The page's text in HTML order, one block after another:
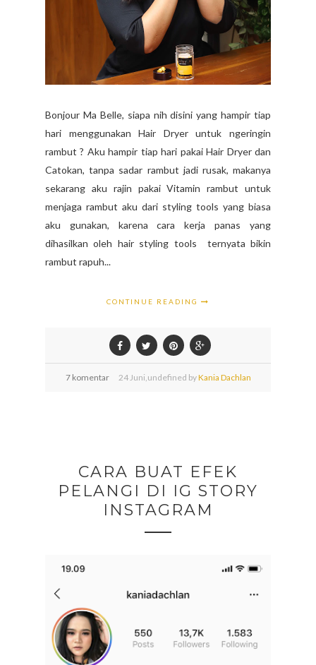
Bonjour Ma Belle, siapa nih disini yang hampir tiap
hari menggunakan Hair Dryer untuk ngeringin
rambut ? Aku hampir tiap hari pakai Hair Dryer dan
Catokan, tanpa sadar rambut jadi rusak, makanya
sekarang aku rajin pakai Vitamin rambut untuk
menjaga rambut aku dari styling tools yang biasa
aku gunakan, karena cara kerja panas yang
dihasilkan oleh hair styling tools ternyata bikin
rambut rapuh...
CONTINUE READING
7 komentar 24Juni,undefined byKania Dachlan
CARA BUAT EFEK
PELANGI DI IG STORY
INSTAGRAM